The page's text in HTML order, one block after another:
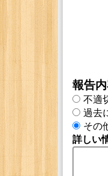
報告
不適
過去
その
詳しい